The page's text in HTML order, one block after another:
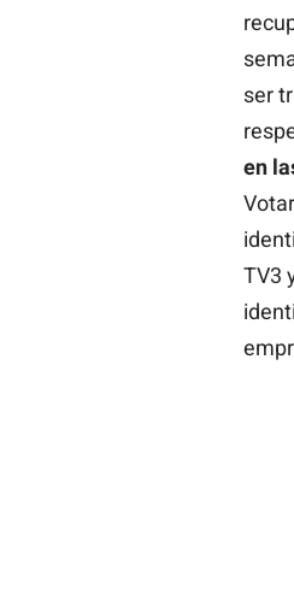
ser
en
TV3